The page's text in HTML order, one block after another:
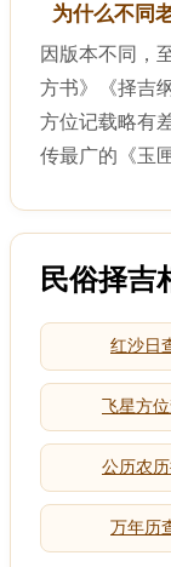
为什么不同
因版本不同，
方书》《择吉
方位记载略有
传最广的《玉
民俗择吉
红沙日
飞星方
公历农
万年历